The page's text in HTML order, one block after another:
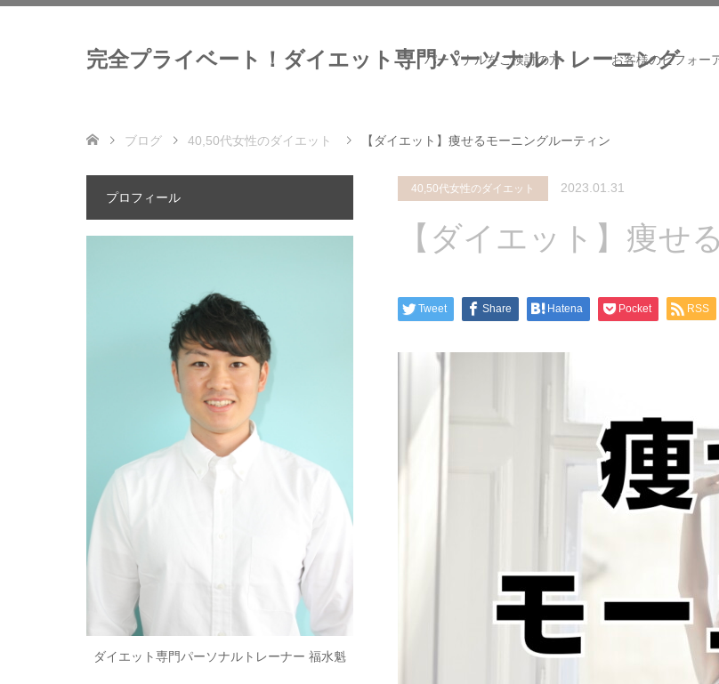
完全プライベート！ダイエット専門パーソナルトレーニング
パーソナルをご検討の方 お客様のビフォー
ブログ 40,50代女性のダイエット 【ダイエット】痩せるモーニングルーティン
40,50代女性のダイエット 2023.01.31
【ダイエット】痩せ
Tweet Share Hatena Pocket RSS
プロフィール
ダイエット専門パーソナルトレーナー 福水魁